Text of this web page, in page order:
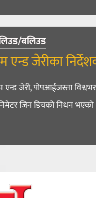
बलिउड
एन्ड जेरीका
एन्ड जेरी, पोपआईजस्ता
जिन डिचको निधन भएको